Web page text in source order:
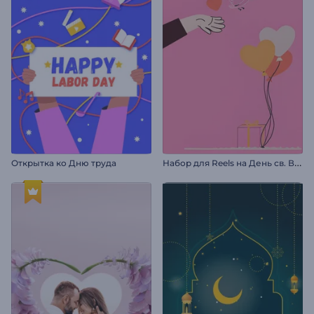
Открытка ко Дню труда Н
абор для Reels на День св. Валентина